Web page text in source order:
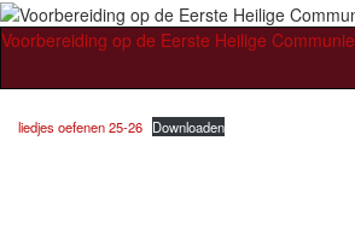
Voorbereiding op de Eerste Heilige Communie
liedjes oefenen 25-26 Downloaden